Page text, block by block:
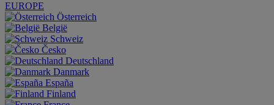
EUROPE
Österreich
België
Schweiz
Česko
Deutschland
Danmark
España
Finland